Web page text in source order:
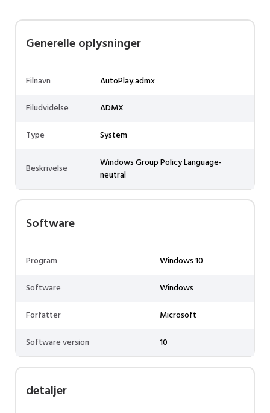
Generelle oplysninger
Filnavn
AutoPlay.admx
Filudvidelse
ADMX
Type
System
Beskrivelse
Windows Group Policy Language-
neutral
Software
Program
Windows 10
Software
Windows
Forfatter
Microsoft
Software version
10
detaljer